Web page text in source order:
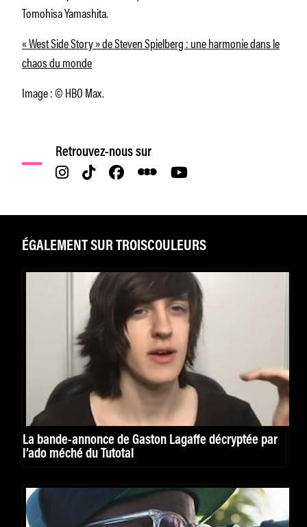
Tomohisa Yamashita.
« West Side Story » de Steven Spielberg : une harmonie dans le
chaos du monde
Image : © HBO Max.
Retrouvez-nous sur
ÉGALEMENT SUR TROISCOULEURS
La bande-annonce de Gaston Lagaffe décryptée par
l’ado méché du Tutotal